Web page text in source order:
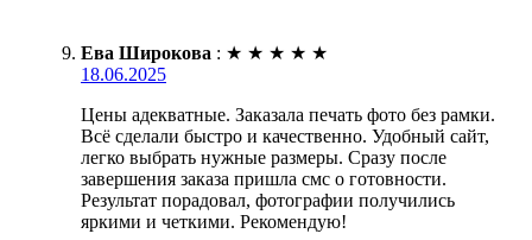
Ева Широкова : ★ ★ ★ ★ ★
18.06.2025
Цены адекватные. Заказала печать фото без рамки.
Всё сделали быстро и качественно. Удобный сайт,
легко выбрать нужные размеры. Сразу после
завершения заказа пришла смс о готовности.
Результат порадовал, фотографии получились
яркими и четкими. Рекомендую!